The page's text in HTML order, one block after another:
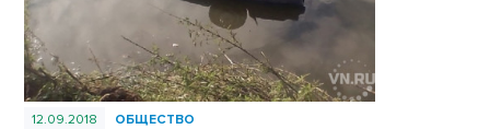
12.09.2018 ОБЩЕСТВО